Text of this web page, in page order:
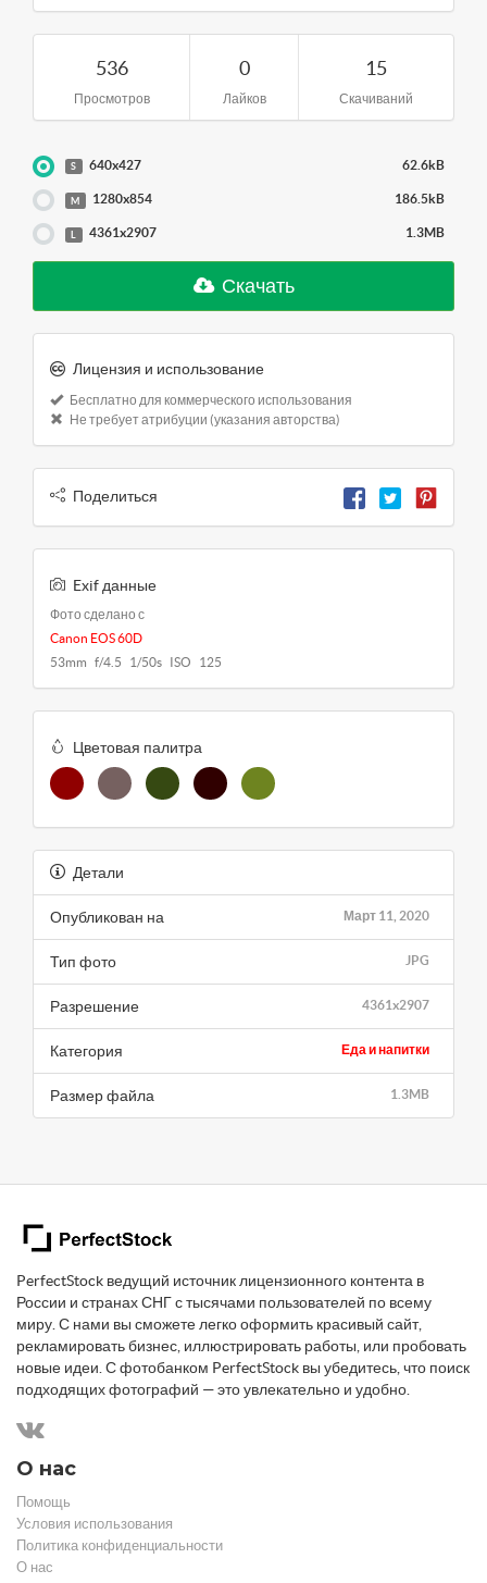
536
Просмотров
0
Лайков
15
Скачиваний
S 640x427 62.6kB
M 1280x854 186.5kB
L 4361x2907 1.3MB
Скачать
Лицензия и использование
Бесплатно для коммерческого использования
Не требует атрибуции (указания авторства)
Поделиться
Exif данные
Фото сделано с
Canon EOS 60D
53mm f/4.5 1/50s ISO 125
Цветовая палитра
Детали
Март 11, 2020
Опубликован на
JPG
Тип фото
4361x2907
Разрешение
Еда и напитки
Категория
1.3MB
Размер файла
PerfectStock ведущий источник лицензионного контента в
России и странах СНГ с тысячами пользователей по всему
миру. С нами вы сможете легко оформить красивый сайт,
рекламировать бизнес, иллюстрировать работы, или пробовать
новые идеи. С фотобанком PerfectStock вы убедитесь, что поиск
подходящих фотографий — это увлекательно и удобно.
О нас
Помощь
Условия использования
Политика конфиденциальности
О нас